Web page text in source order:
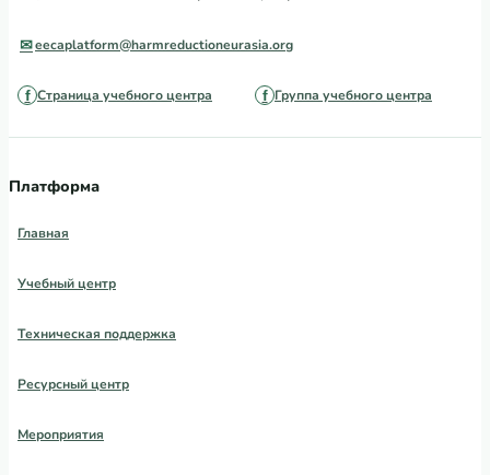
eecaplatform@harmreductioneurasia.org
Страница учебного центра Группа учебного центра
Платформа
Главная
Учебный центр
Техническая поддержка
Ресурсный центр
Мероприятия